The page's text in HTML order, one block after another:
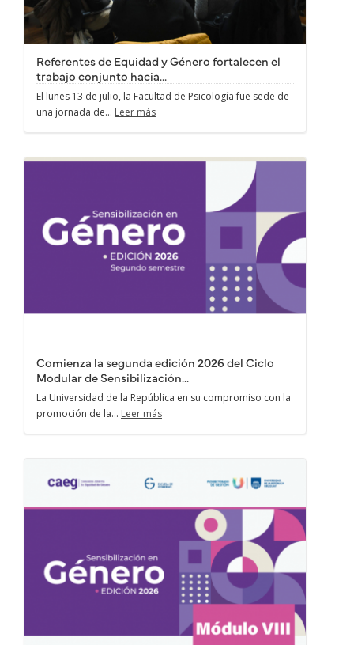
Referentes de Equidad y Género fortalecen el
trabajo conjunto hacia...
El lunes 13 de julio, la Facultad de Psicología fue sede de
una jornada de... Leer más
Comienza la segunda edición 2026 del Ciclo
Modular de Sensibilización...
La Universidad de la República en su compromiso con la
promoción de la... Leer más